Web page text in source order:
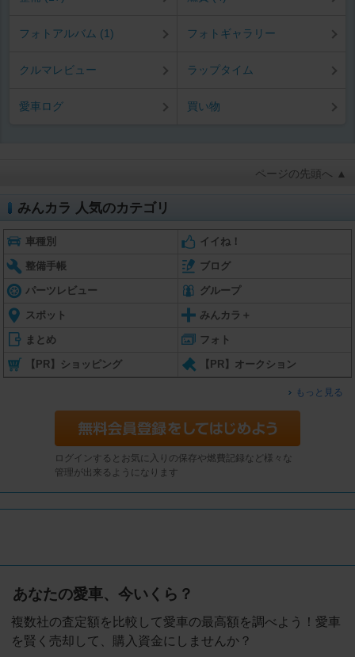
フォトアルバム (1) フォトギャラリー
クルマレビュー ラップタイム
愛車ログ 買い物
ページの先頭へ ▲
みんカラ 人気のカテゴリ
車種別 イイね！
整備手帳 ブログ
パーツレビュー グループ
スポット みんカラ＋
まとめ フォト
【PR】ショッピング 【PR】オークション
もっと見る
ログインするとお気に入りの保存や燃費記録など様々な
管理が出来るようになります
あなたの愛車、今いくら？
複数社の査定額を比較して愛車の最高額を調べよう！愛車
を賢く売却して、購入資金にしませんか？